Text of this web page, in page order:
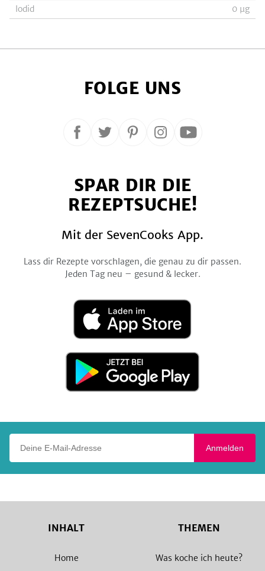
Iodid
0 µg
FOLGE UNS
Folge
Facebook
Folge
Twitter
Folge
Pinterest
Folge
Instagram
Folge
YouTube
SPAR DIR DIE
REZEPTSUCHE!
Mit der SevenCooks App.
Lass dir Rezepte vorschlagen, die genau zu dir passen.
Jeden Tag neu – gesund & lecker.
Laden
im
App
Jetzt
Google
Anmelden
INHALT
Home
THEMEN
Was koche ich heute?